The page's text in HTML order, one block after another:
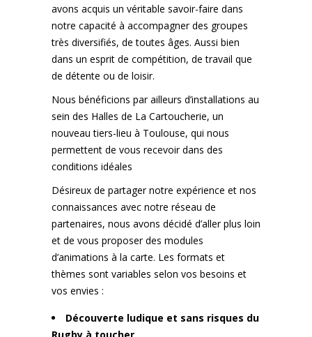
avons acquis un véritable savoir-faire dans
notre capacité à accompagner des groupes
très diversifiés, de toutes âges. Aussi bien
dans un esprit de compétition, de travail que
de détente ou de loisir.
Nous bénéficions par ailleurs d’installations au
sein des Halles de La Cartoucherie, un
nouveau tiers-lieu à Toulouse, qui nous
permettent de vous recevoir dans des
conditions idéales
Désireux de partager notre expérience et nos
connaissances avec notre réseau de
partenaires, nous avons décidé d’aller plus loin
et de vous proposer des modules
d’animations à la carte. Les formats et
thèmes sont variables selon vos besoins et
vos envies :
Découverte ludique et sans risques du